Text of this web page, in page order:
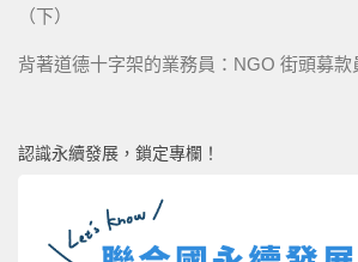
（下）
背著道德十字架的業務員：NGO 街頭募款
認識永續發展，鎖定專欄！